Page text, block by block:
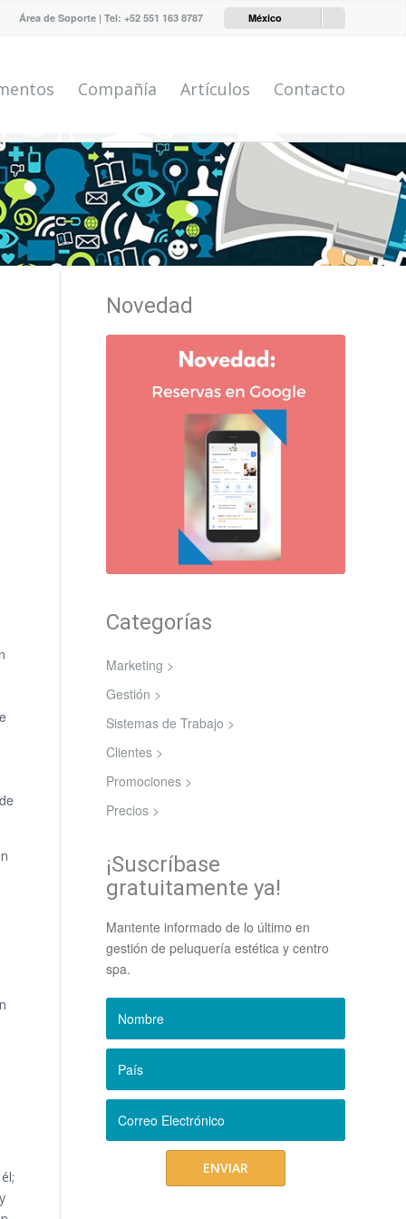
Área de Soporte | Tel: +52 551 163 8787 México
Compañía Artículos Contacto
Novedad
Categorías
Marketing >
Gestión >
Sistemas de Trabajo >
Clientes >
Promociones >
Precios >
¡Suscríbase
gratuitamente ya!
Mantente informado de lo último en
gestión de peluquería estética y centro
spa.